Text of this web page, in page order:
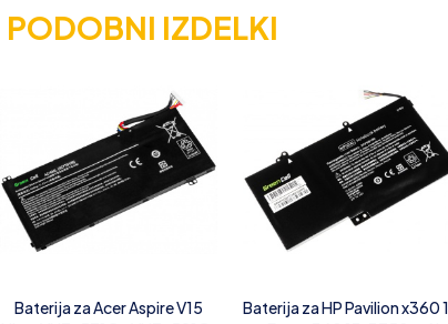
PODOBNI IZDELKI
Baterija za Acer Aspire V15
Baterija za HP Pavilion x360